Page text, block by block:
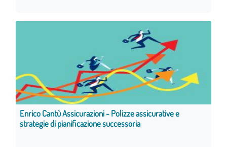
Enrico Cantù Assicurazioni - Polizze assicurative e
strategie di pianificazione successoria